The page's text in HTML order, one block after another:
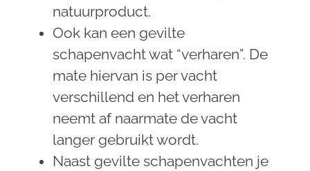
natuurproduct.
Ook kan een gevilte
schapenvacht wat “verharen”. De
mate hiervan is per vacht
verschillend en het verharen
neemt af naarmate de vacht
langer gebruikt wordt.
Naast gevilte schapenvachten je